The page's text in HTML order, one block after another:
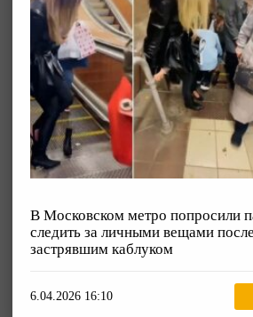
В Московском метро попросили
следить за личными вещами
застрявшим каблуком
6.04.2026 16:10